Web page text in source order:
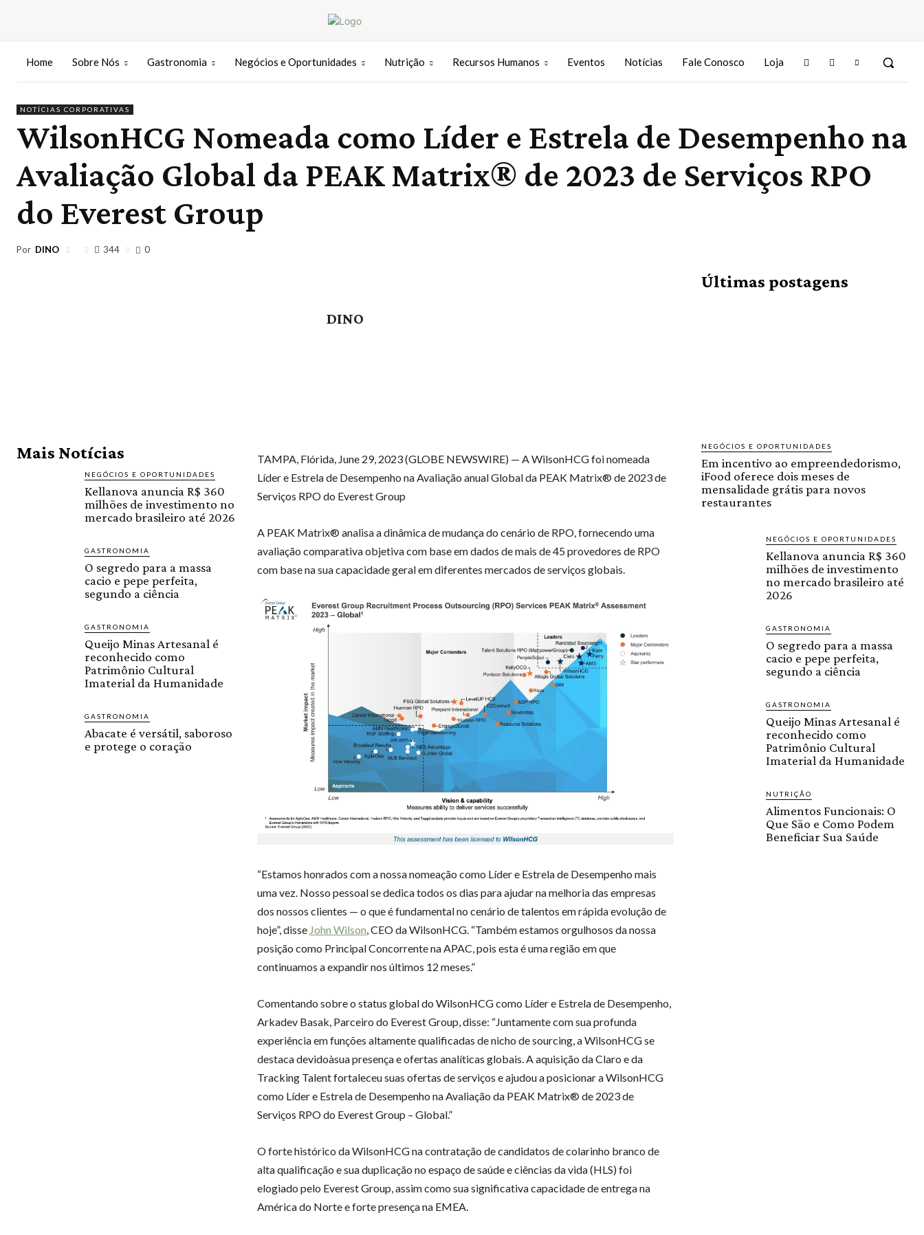
Home Sobre Nós Gastronomia Negócios e Oportunidades Nutrição Recursos Humanos Eventos Notícias Fale Conosco Loja
NOTÍCIAS CORPORATIVAS
WilsonHCG Nomeada como Líder e Estrela de Desempenho na
Avaliação Global da PEAK Matrix® de 2023 de Serviços RPO
do Everest Group
Por DINO 344 0
DINO
Mais Notícias
NEGÓCIOS E OPORTUNIDADES
Kellanova anuncia R$ 360
milhões de investimento no
mercado brasileiro até 2026
GASTRONOMIA
O segredo para a massa
cacio e pepe perfeita,
segundo a ciência
GASTRONOMIA
Queijo Minas Artesanal é
reconhecido como
Patrimônio Cultural
Imaterial da Humanidade
GASTRONOMIA
Abacate é versátil, saboroso
e protege o coração
TAMPA, Flórida, June 29, 2023 (GLOBE NEWSWIRE) — A WilsonHCG foi nomeada
Líder e Estrela de Desempenho na Avaliação anual Global da PEAK Matrix® de 2023 de
Serviços RPO do Everest Group
A PEAK Matrix® analisa a dinâmica de mudança do cenário de RPO, fornecendo uma
avaliação comparativa objetiva com base em dados de mais de 45 provedores de RPO
com base na sua capacidade geral em diferentes mercados de serviços globais.
“Estamos honrados com a nossa nomeação como Líder e Estrela de Desempenho mais
uma vez. Nosso pessoal se dedica todos os dias para ajudar na melhoria das empresas
dos nossos clientes — o que é fundamental no cenário de talentos em rápida evolução de
hoje”, disse John Wilson , CEO da WilsonHCG. “Também estamos orgulhosos da nossa
posição como Principal Concorrente na APAC, pois esta é uma região em que
continuamos a expandir nos últimos 12 meses.”
Comentando sobre o status global do WilsonHCG como Líder e Estrela de Desempenho,
Arkadev Basak, Parceiro do Everest Group, disse: “Juntamente com sua profunda
experiência em funções altamente qualificadas de nicho de sourcing, a WilsonHCG se
destaca devidoàsua presença e ofertas analíticas globais. A aquisição da Claro e da
Tracking Talent fortaleceu suas ofertas de serviços e ajudou a posicionar a WilsonHCG
como Líder e Estrela de Desempenho na Avaliação da PEAK Matrix® de 2023 de
Serviços RPO do Everest Group – Global.”
O forte histórico da WilsonHCG na contratação de candidatos de colarinho branco de
alta qualificação e sua duplicação no espaço de saúde e ciências da vida (HLS) foi
elogiado pelo Everest Group, assim como sua significativa capacidade de entrega na
América do Norte e forte presença na EMEA.
Últimas postagens
NEGÓCIOS E OPORTUNIDADES
Em incentivo ao empreendedorismo,
iFood oferece dois meses de
mensalidade grátis para novos
restaurantes
NEGÓCIOS E OPORTUNIDADES
Kellanova anuncia R$ 360
milhões de investimento
no mercado brasileiro até
2026
GASTRONOMIA
O segredo para a massa
cacio e pepe perfeita,
segundo a ciência
GASTRONOMIA
Queijo Minas Artesanal é
reconhecido como
Patrimônio Cultural
Imaterial da Humanidade
NUTRIÇÃO
Alimentos Funcionais: O
Que São e Como Podem
Beneficiar Sua Saúde